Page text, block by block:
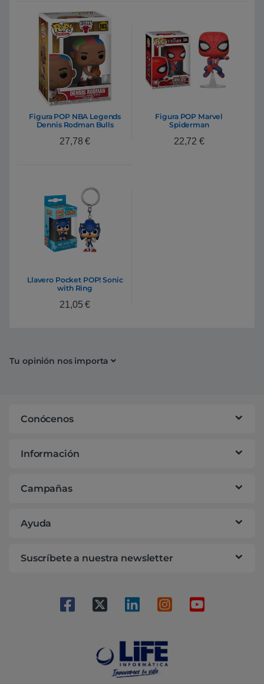
Figura POP NBA Legends
Dennis Rodman Bulls
27,78€
Figura POP Marvel
Spiderman
22,72 €
Llavero Pocket POP! Sonic
with Ring
21,05€
Tu opinión nos importa
Conócenos
Información
Campañas
Ayuda
Suscríbete a nuestra newsletter